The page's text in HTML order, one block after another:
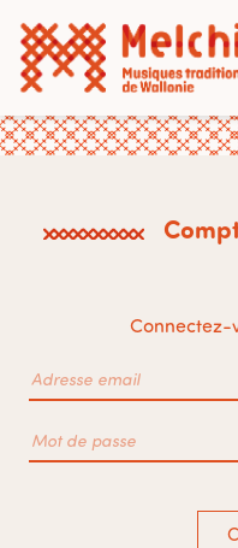
Connectez-